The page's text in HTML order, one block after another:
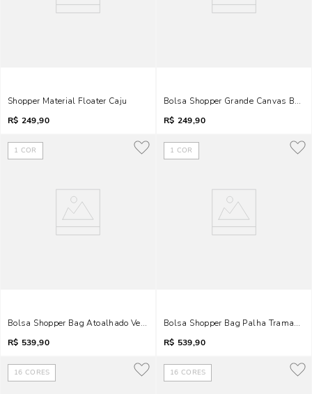
Shopper Material Floater Caju
R$ 249,90
Bolsa Shopper Grande Canvas Bege
R$ 249,90
1 COR
Bolsa Shopper Bag Atoalhado Verde Neon
R$ 539,90
1 COR
Bolsa Shopper Bag Palha Tramado
R$ 539,90
16 CORES 16 CORES